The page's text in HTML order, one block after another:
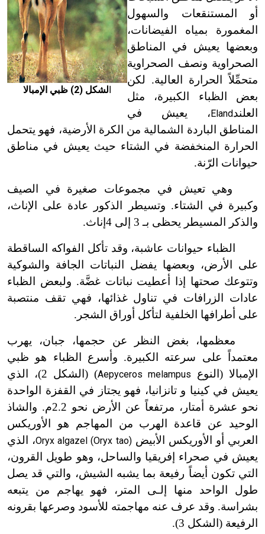
لشكل (2) ظبي الإمبالا
أو المستنقعات والسهول
المغمورة بمياه الفيضانات،
وبعضها يعيش في المناطق
الصحراوية ونصف الصحراوية
متحمِّلاً الحرارة العالية. لكن
بعض الظباء الكبيرة، مثل
العلندEland ، يعيش في
المناطق الباردة الشمالية من الكرة الأرضية، فهو يتحمل
الحرارة المنخفضة في الشتاء حيث يعيش في مناطق
حيوانات الرّنة.
وهي تعيش في مجموعات صغيرة في الصيف
وكبيرة في الشتاء. وتسيطر الذكور عادة على الإناث،
والذكر المسيطر يحظى بـ 3 إلى 4إناث.
الظباء حيوانات عاشبة، وقد تأكل الفواكه الساقطة
على الأرض، وبعضها يفضل النباتات الجافة والشوكية
وتتوعك صحتها إذا أعطيت نباتات غضَّة. ولبعض الظباء
عادات الزرافات في تناول غذائها، فهي تقف منتصبة
على أطرافها الخلفية لتأكل أوراق الشجر.
معظمها، بغض النظر عن حجمها، جبان، يهرب
معتمداً على سرعته الكبيرة. وأسرع الظباء هو ظبي
الإمبالا (النوع
Aepyceros melampus
) (الشكل 2)، الذي
يعيش في كينيا و تانزانيا، فهو يجتاز في القفزة الواحدة
نحو عشرة أمتار، مرتفعاً عن الأرض نحو 2.2م. والشاذ
الوحيد عن قاعدة الهرب من المهاجم هو الأوريكس
العربي أو الأوريكس الأبيضOryx algazel (Oryx tao)، الذي
يعيش في صحراء إفريقيا والساحل، وهو طويل القرون،
التي تكون أيضاً رفيعة بما يشبه الشيش، والتي قد يصل
طول الواحد منها إلـى المتر، فهو يهاجم من يتبعه
بشراسة. وقد عرف عنه مهاجمته للأسود وصرعها بقرونه
الرفيعة (الشكل 3).